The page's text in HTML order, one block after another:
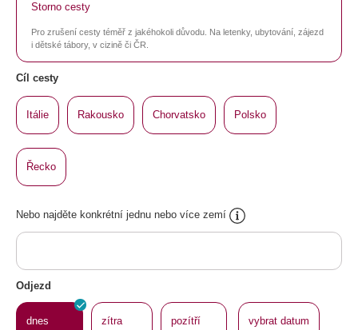
Storno cesty
Pro zrušení cesty téměř z jakéhokoli důvodu. Na letenky, ubytování, zájezd
i dětské tábory, v cizině či ČR.
Cíl cesty
Itálie Rakousko Chorvatsko Polsko
Řecko
Nebo najděte konkrétní jednu nebo více zemí
Odjezd
dnes zítra pozítří vybrat datum